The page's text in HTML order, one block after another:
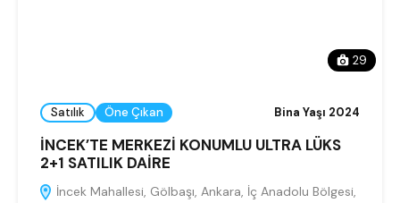
29
Satılık Öne Çıkan Bina Yaşı 2024
İNCEK’TE MERKEZİ KONUMLU ULTRA LÜKS
2+1 SATILIK DAİRE
İncek Mahallesi, Gölbaşı, Ankara, İç Anadolu Bölgesi,